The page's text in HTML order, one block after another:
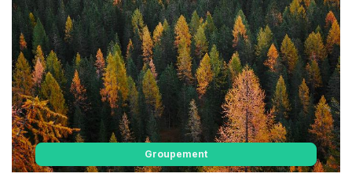
Groupement